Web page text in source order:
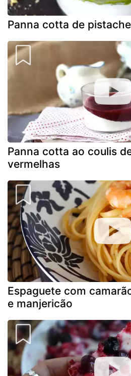
Panna cotta de pistache
Panna cotta ao coulis
vermelhas
Espaguete com
e manjericão